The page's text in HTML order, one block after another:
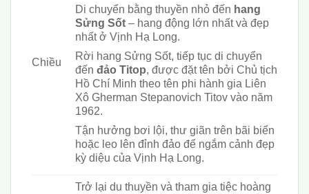
Chiều
Di chuyển bằng thuyền nhỏ đến hang
Sửng Sốt– hang động lớn nhất và đẹp
nhất ở Vịnh Hạ Long.
Rời hang Sửng Sốt, tiếp tục di chuyển
đến đảo Titop, được đặt tên bởi Chủ tịch
Hồ Chí Minh theo tên phi hành gia Liên
Xô Gherman Stepanovich Titov vào năm
1962.
Tận hưởng bơi lội, thư giãn trên bãi biển
hoặc leo lên đỉnh đảo để ngắm cảnh đẹp
kỳ diệu của Vịnh Hạ Long.
Trở lại du thuyền và tham gia tiệc hoàng